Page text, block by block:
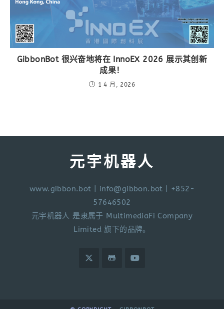
GibbonBot 很兴奋地将在 InnoEX 2026 展示其创新
成果！
1 4 月, 2026
元宇机器人
www.gibbon.bot info@gibbon.bot | +852-
57646502
元宇机器人 是隶属于 MultimediaFi Company
Limited 旗下的品牌。